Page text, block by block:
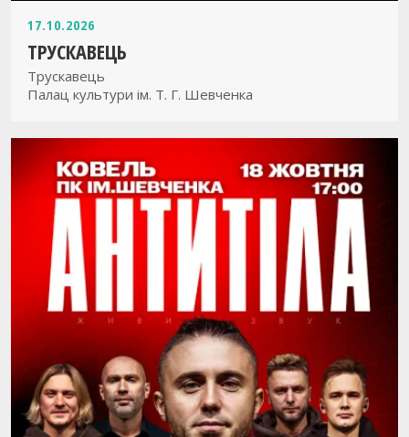
17.10.2026
ТРУСКАВЕЦЬ
Трускавець
Палац культури ім. Т. Г. Шевченка